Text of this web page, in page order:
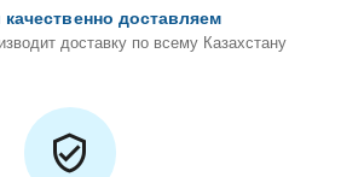
доставляем
доставку по всему Казахстану